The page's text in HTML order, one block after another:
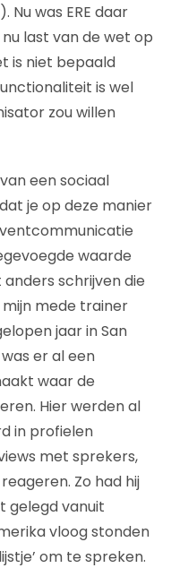
Nu was ERE daar
last van de wet op
is niet bepaald
is wel
zou willen
een sociaal
je op deze manier
waarde
schrijven die
mijn mede trainer
jaar in San
er al een
waar de
Hier werden al
in profielen
met sprekers,
Zo had hij
gelegd vanuit
vloog stonden
om te spreken.